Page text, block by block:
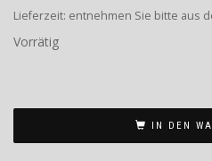
Lieferzeit: entnehmen Sie bitte aus
Vorrätig
IN DEN